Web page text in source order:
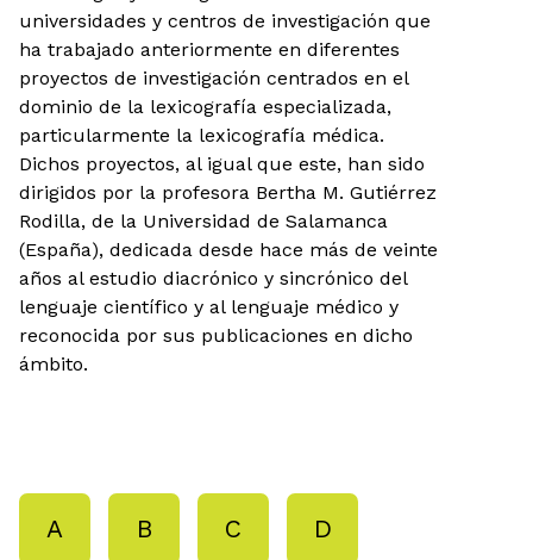
universidades y centros de investigación que
ha trabajado anteriormente en diferentes
proyectos de investigación centrados en el
dominio de la lexicografía especializada,
particularmente la lexicografía médica.
Dichos proyectos, al igual que este, han sido
dirigidos por la profesora Bertha M. Gutiérrez
Rodilla, de la Universidad de Salamanca
(España), dedicada desde hace más de veinte
años al estudio diacrónico y sincrónico del
lenguaje científico y al lenguaje médico y
reconocida por sus publicaciones en dicho
ámbito.
A B C D